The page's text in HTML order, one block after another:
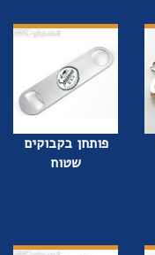
פותחן בקבוקים
שטוח